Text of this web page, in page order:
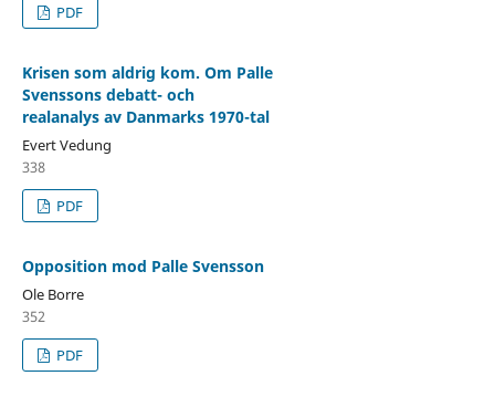
PDF
Krisen som aldrig kom. Om Palle
Svenssons debatt- och
realanalys av Danmarks 1970-tal
Evert Vedung
338
PDF
Opposition mod Palle Svensson
Ole Borre
352
PDF